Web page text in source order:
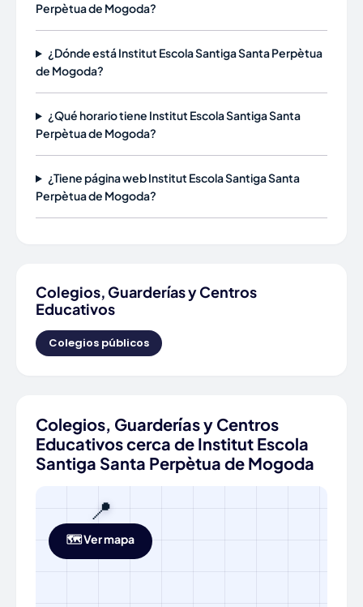
Perpètua de Mogoda?
¿Dónde está Institut Escola Santiga Santa Perpètua
de Mogoda?
¿Qué horario tiene Institut Escola Santiga Santa
Perpètua de Mogoda?
¿Tiene página web Institut Escola Santiga Santa
Perpètua de Mogoda?
Colegios, Guarderías y Centros
Educativos
Colegios públicos
Colegios, Guarderías y Centros
Educativos cerca de Institut Escola
Santiga Santa Perpètua de Mogoda
📍
🗺️ Ver mapa